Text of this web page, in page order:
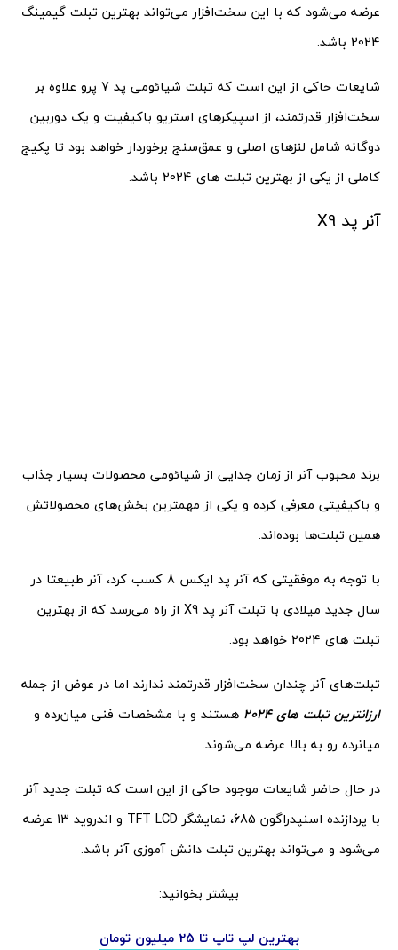
عرضه می‌شود که با این سخت‌افزار می‌تواند بهترین تبلت گیمینگ
2024 باشد.
شایعات حاکی از این است که تبلت شیائومی پد 7 پرو علاوه بر
سخت‌افزار قدرتمند، از اسپیکرهای استریو باکیفیت و یک دوربین
دوگانه شامل لنزهای اصلی و عمق‌سنج برخوردار خواهد بود تا پکیج
کاملی از یکی از بهترین تبلت های 2024 باشد.
آنر پد X9
برند محبوب آنر از زمان جدایی از شیائومی محصولات بسیار جذاب
و باکیفیتی معرفی کرده و یکی از مهمترین بخش‌های محصولاتش
همین تبلت‌ها بوده‌اند.
با توجه به موفقیتی که آنر پد ایکس 8 کسب کرد، آنر طبیعتا در
سال جدید میلادی با تبلت‌ آنر پد X9 از راه می‌رسد که از بهترین
تبلت های 2024 خواهد بود.
تبلت‌های آنر چندان سخت‌افزار قدرتمند ندارند اما در عوض از جمله
ارزانترین تبلت های 2024
هستند و با مشخصات فنی میان‌رده و
میانرده رو به بالا عرضه می‌شوند.
در حال حاضر شایعات موجود حاکی از این است که تبلت جدید آنر
با پردازنده اسنپدراگون 685، نمایشگر TFT LCD و اندروید 13 عرضه
می‌شود و می‌تواند بهترین تبلت دانش آموزی آنر باشد.
بیشتر بخوانید:
بهترین لپ تاپ تا 25 میلیون تومان